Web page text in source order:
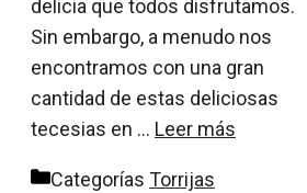
delicia que todos disfrutamos.
Sin embargo, a menudo nos
encontramos con una gran
cantidad de estas deliciosas
tecesias en … Leer más
Categorías Torrijas